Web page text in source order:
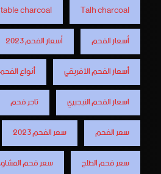
Talh charcoal
charcoal
أسعار الفحم
أسعار الفحم 2023
أسعار الفحم الأفريقي
أنواع
اسعار الفحم النيجيري
تاجر فحم
سعر الفحم
سعر الفحم 2023
سعر فحم الطلح
سعر فحم